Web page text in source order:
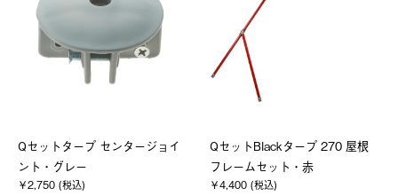
Qセットタープ センタージョイ
ント・グレー
￥2,750 (税込)
QセットBlackタープ 270 屋根
フレームセット・赤
￥4,400 (税込)